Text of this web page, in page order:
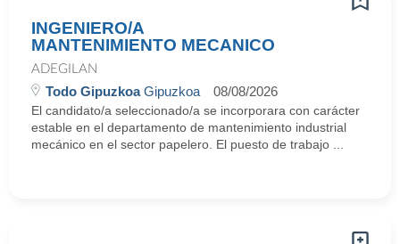
INGENIERO/A
MANTENIMIENTO MECANICO
ADEGILAN
Todo GipuzkoaGipuzkoa 08/08/2026
El candidato/a seleccionado/a se incorporara con carácter
estable en el departamento de mantenimiento industrial
mecánico en el sector papelero. El puesto de trabajo ...